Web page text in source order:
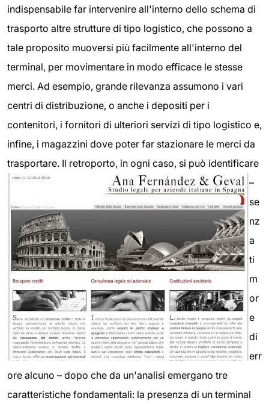
indispensabile far intervenire all'interno dello schema di
trasporto altre strutture di tipo logistico, che possono a
tale proposito muoversi più facilmente all'interno del
terminal, per movimentare in modo efficace le stesse
merci. Ad esempio, grande rilevanza assumono i vari
centri di distribuzione, o anche i depositi per i
contenitori, i fornitori di ulteriori servizi di tipo logistico e,
infine, i magazzini dove poter far stazionare le merci da
trasportare. Il retroporto, in ogni caso, si può identificare
–
se
nz
a
ti
m
or
e
di
err
ore alcuno – dopo che da un'analisi emergano tre
caratteristiche fondamentali: la presenza di un terminal